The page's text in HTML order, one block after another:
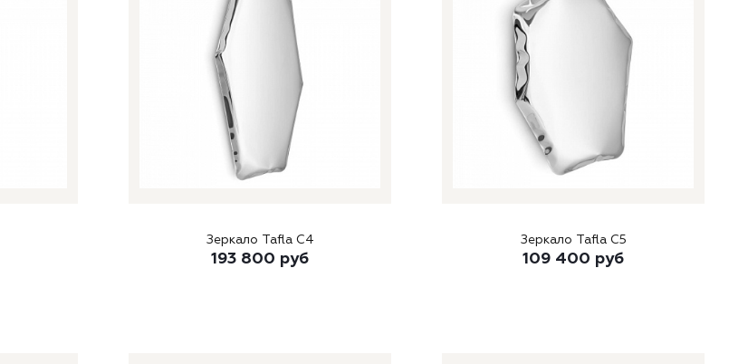
Зеркало Tafla C4
193 800 руб
Зеркало Tafla C5
109 400 руб